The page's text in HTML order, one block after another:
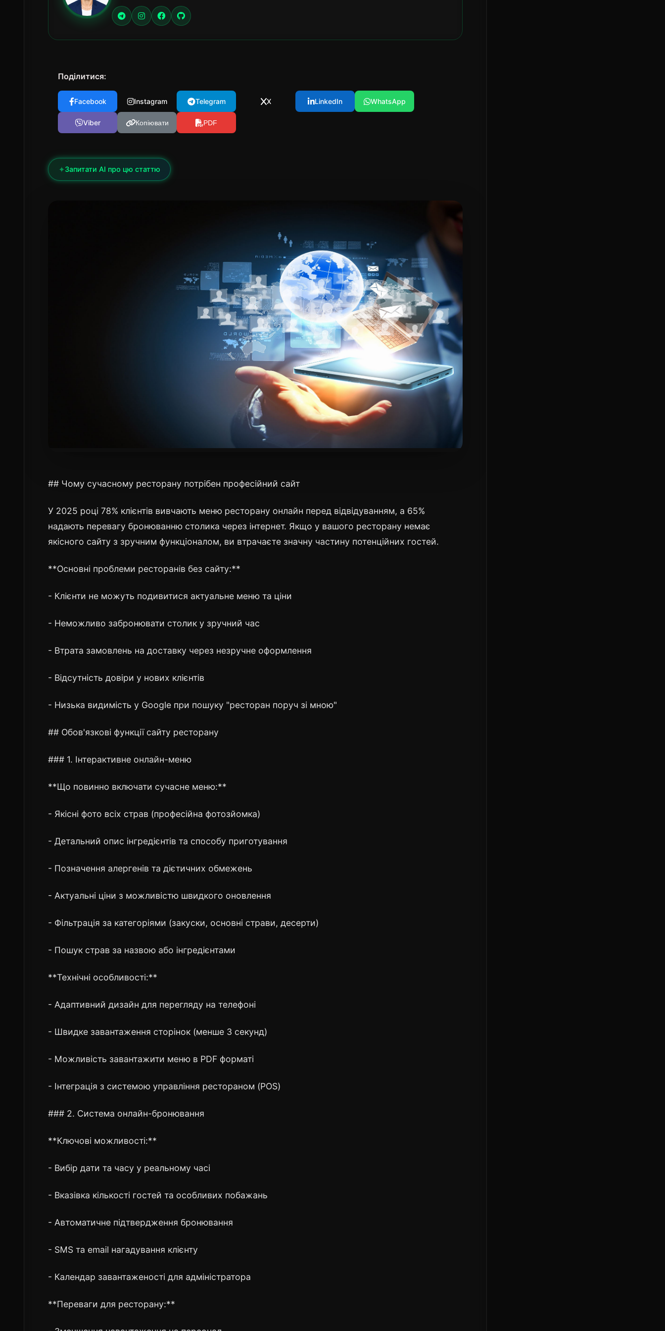
Поділитися:
Facebook Instagram Telegram X LinkedIn WhatsApp
Viber Копіювати PDF
✦Запитати AI про цю статтю
## Чому сучасному ресторану потрібен професійний сайт
У 2025 році 78% клієнтів вивчають меню ресторану онлайн перед відвідуванням, а 65%
надають перевагу бронюванню столика через інтернет. Якщо у вашого ресторану немає
якісного сайту з зручним функціоналом, ви втрачаєте значну частину потенційних гостей.
**Основні проблеми ресторанів без сайту:**
- Клієнти не можуть подивитися актуальне меню та ціни
- Неможливо забронювати столик у зручний час
- Втрата замовлень на доставку через незручне оформлення
- Відсутність довіри у нових клієнтів
- Низька видимість у Google при пошуку "ресторан поруч зі мною"
## Обов'язкові функції сайту ресторану
### 1. Інтерактивне онлайн-меню
**Що повинно включати сучасне меню:**
- Якісні фото всіх страв (професійна фотозйомка)
- Детальний опис інгредієнтів та способу приготування
- Позначення алергенів та дієтичних обмежень
- Актуальні ціни з можливістю швидкого оновлення
- Фільтрація за категоріями (закуски, основні страви, десерти)
- Пошук страв за назвою або інгредієнтами
**Технічні особливості:**
- Адаптивний дизайн для перегляду на телефоні
- Швидке завантаження сторінок (менше 3 секунд)
- Можливість завантажити меню в PDF форматі
- Інтеграція з системою управління рестораном (POS)
### 2. Система онлайн-бронювання
**Ключові можливості:**
- Вибір дати та часу у реальному часі
- Вказівка кількості гостей та особливих побажань
- Автоматичне підтвердження бронювання
- SMS та email нагадування клієнту
- Календар завантаженості для адміністратора
**Переваги для ресторану:**